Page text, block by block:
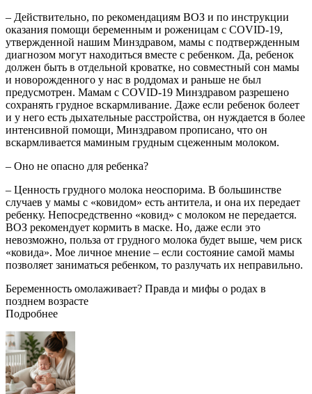
– Действительно, по рекомендациям ВОЗ и по инструкции
оказания помощи беременным и роженицам с COVID-19,
утвержденной нашим Минздравом, мамы с подтвержденным
диагнозом могут находиться вместе с ребенком. Да, ребенок
должен быть в отдельной кроватке, но совместный сон мамы
и новорожденного у нас в роддомах и раньше не был
предусмотрен. Мамам с COVID-19 Минздравом разрешено
сохранять грудное вскармливание. Даже если ребенок болеет
и у него есть дыхательные расстройства, он нуждается в более
интенсивной помощи, Минздравом прописано, что он
вскармливается маминым грудным сцеженным молоком.
– Оно не опасно для ребенка?
– Ценность грудного молока неоспорима. В большинстве
случаев у мамы с «ковидом» есть антитела, и она их передает
ребенку. Непосредственно «ковид» с молоком не передается.
ВОЗ рекомендует кормить в маске. Но, даже если это
невозможно, польза от грудного молока будет выше, чем риск
«ковида». Мое личное мнение – если состояние самой мамы
позволяет заниматься ребенком, то разлучать их неправильно.
Беременность омолаживает? Правда и мифы о родах в
позднем возрасте
Подробнее